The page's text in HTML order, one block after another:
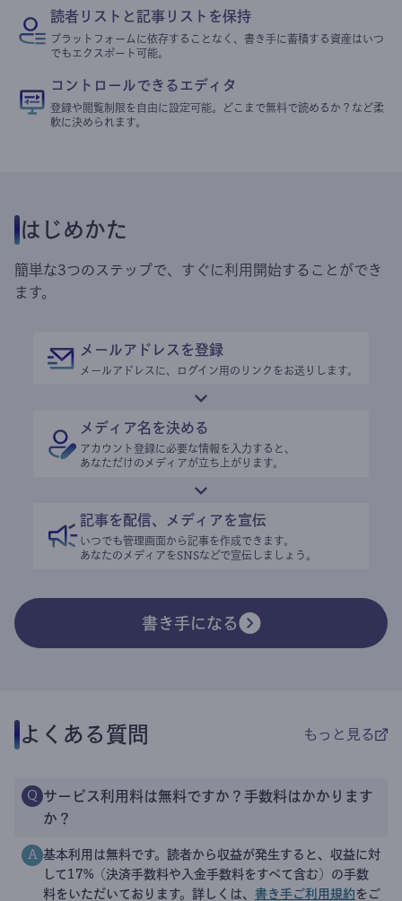
読者リストと記事リストを保持
プラットフォームに依存することなく、書き手に蓄積する資産はいつ
でもエクスポート可能。
コントロールできるエディタ
登録や閲覧制限を自由に設定可能。どこまで無料で読めるか？など柔
軟に決められます。
はじめかた
簡単な3つのステップで、すぐに利用開始することができ
ます。
メールアドレスを登録
メールアドレスに、ログイン用のリンクをお送りします。
メディア名を決める
アカウント登録に必要な情報を入力すると、
あなただけのメディアが立ち上がります。
記事を配信、メディアを宣伝
いつでも管理画面から記事を作成できます。
あなたのメディアをSNSなどで宣伝しましょう。
書き手になる
よくある質問 もっと見る
Q サービス利用料は無料ですか？手数料はかかります
か？
A 基本利用は無料です。読者から収益が発生すると、収益に対
して17%（決済手数料や入金手数料をすべて含む）の手数
料をいただいております。詳しくは、 書き手ご利用規約 をご